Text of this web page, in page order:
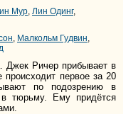
Мур Лин Одинг,
Малкольм Гудвин
Джек Ричер прибывает в
первое за 20
по подозрению в
тюрьму. Ему придётся